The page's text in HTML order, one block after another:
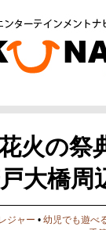
火の祭
大橋周
ジャー •幼児でも遊べ